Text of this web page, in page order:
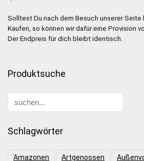
Solltest Du nach dem Besuch unserer Seite
Kaufen, so können wir dafür eine Provision
Der Endpreis für dich bleibt identisch.
Produktsuche
Schlagwörter
Amazonen Artgenossen